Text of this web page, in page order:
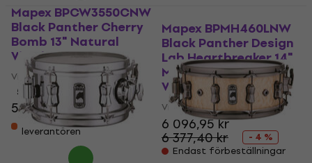
Mapex BPCW3550CNW
Black Panther Cherry
Bomb 13" Natural
Virveltrumma
Virveltrumma
5
5 249 kr
Finns i lager hos
leverantören
Mapex BPMH460LNW
Black Panther Design
Lab Heartbreaker 14"
Mahogany
Virveltrumma
Virveltrumma
6 096,95 kr
6 377,40 kr
- 4 %
Endast förbeställningar